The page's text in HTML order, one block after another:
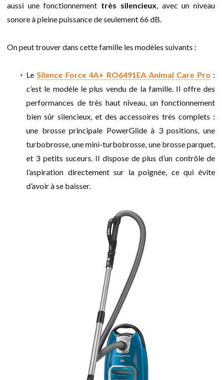
aussi une fonctionnement très silencieux, avec un niveau
sonore à pleine puissance de seulement 66 dB.
On peut trouver dans cette famille les modèles suivants :
LeSilence Force 4A+ RO6491EA Animal Care Pro :
c’est le modèle le plus vendu de la famille. Il offre des
performances de très haut niveau, un fonctionnement
bien sûr silencieux, et des accessoires très complets :
une brosse principale PowerGlide à 3 positions, une
turbobrosse, une mini-turbobrosse, une brosse parquet,
et 3 petits suceurs. Il dispose de plus d’un contrôle de
l’aspiration directement sur la poignée, ce qui évite
d’avoir à se baisser.